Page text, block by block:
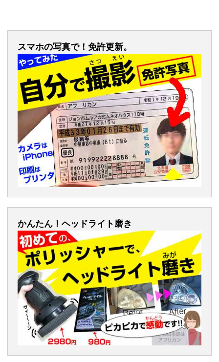
スマホの写真で！免許更新。
かんたん！ヘッドライト磨き